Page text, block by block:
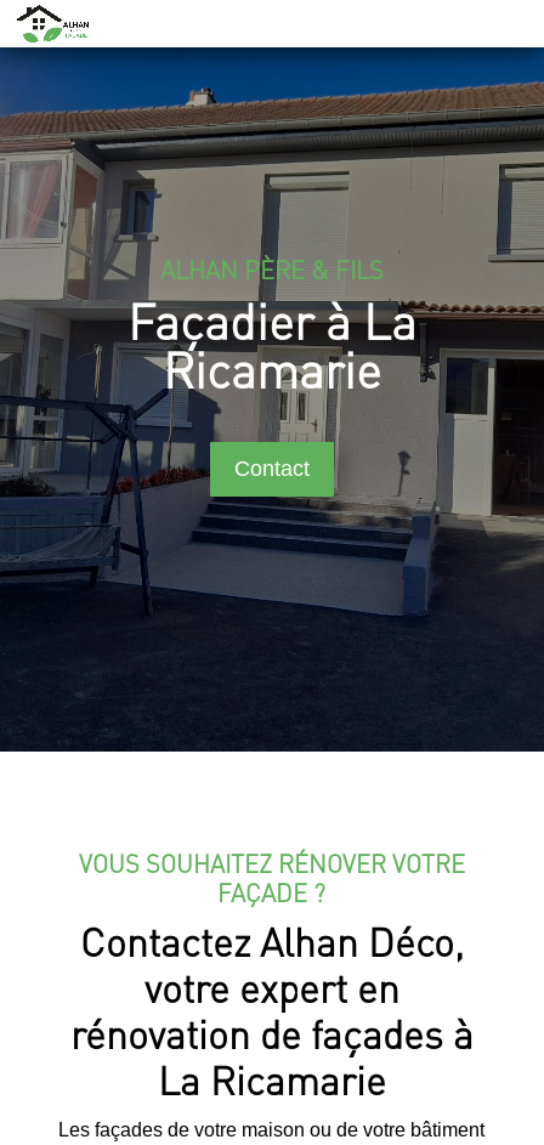
ALHAN PÈRE & FILS
Façadier à La
Ricamarie
Contact
VOUS SOUHAITEZ RÉNOVER VOTRE
FAÇADE ?
Contactez Alhan Déco,
votre expert en
rénovation de façades à
La Ricamarie
Les façades de votre maison ou de votre bâtiment